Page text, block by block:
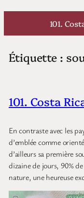
Aller
101.
Étiquette :
101. Costa
En contraste avec les
d’emblée comme
d’ailleurs sa première
dizaine de jours, 90%
nature, une heureuse